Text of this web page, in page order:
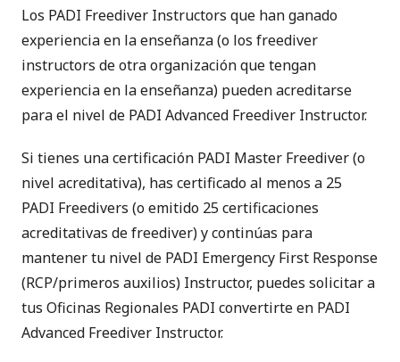
Los PADI Freediver Instructors que han ganado
experiencia en la enseñanza (o los freediver
instructors de otra organización que tengan
experiencia en la enseñanza) pueden acreditarse
para el nivel de PADI Advanced Freediver Instructor.
Si tienes una certificación PADI Master Freediver (o
nivel acreditativa), has certificado al menos a 25
PADI Freedivers (o emitido 25 certificaciones
acreditativas de freediver) y continúas para
mantener tu nivel de PADI Emergency First Response
(RCP/primeros auxilios) Instructor, puedes solicitar a
tus Oficinas Regionales PADI convertirte en PADI
Advanced Freediver Instructor.